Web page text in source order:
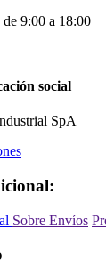
9:00 a 18:00
social
SpA
Sobre Envíos